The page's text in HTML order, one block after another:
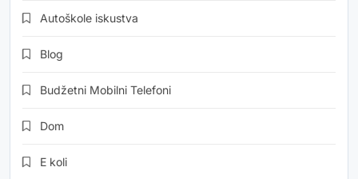
Autoškole iskustva
Blog
Budžetni Mobilni Telefoni
Dom
E koli